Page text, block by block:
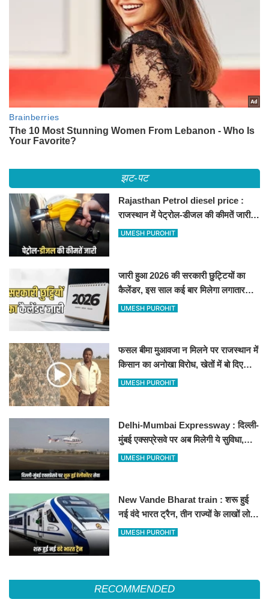
झट-पट
Rajasthan Petrol diesel price :
राजस्थान में पेट्रोल-डीजल की कीमतें जारी,
जानिए बीकानेर समेत पुरे प्रदेश में नए रेट
UMESH PUROHIT
जारी हुआ 2026 की सरकारी छुट्टियों का
कैलेंडर, इस साल कई बार मिलेगा लगातार
अवकाश, देखें
UMESH PUROHIT
फसल बीमा मुआवजा न मिलने पर राजस्थान में
किसान का अनोखा विरोध, खेतों में बो दिए
500-500 रुपए के नोट, वीडियो वायरल
UMESH PUROHIT
Delhi-Mumbai Expressway : दिल्ली-
मुंबई एक्सप्रेसवे पर अब मिलेगी ये सुविधा,
हेलीकॉप्टर सर्विस से तुरंत घायल पहुंचेगा
UMESH PUROHIT
New Vande Bharat train : शरू हुई
नई वंदे भारत ट्रैन, तीन राज्यों के लाखों लोगों
का सफर होगा आसान, देखें पूरा रूटमैप
UMESH PUROHIT
RECOMMENDED